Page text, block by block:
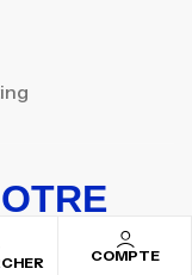
COMPTE